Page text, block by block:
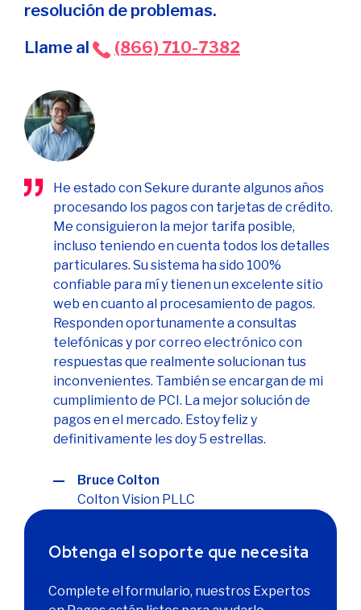
resolución de problemas.
Llame al
(866) 710-7382
He estado con Sekure durante algunos años
procesando los pagos con tarjetas de crédito.
Me consiguieron la mejor tarifa posible,
incluso teniendo en cuenta todos los detalles
particulares. Su sistema ha sido 100%
confiable para mí y tienen un excelente sitio
web en cuanto al procesamiento de pagos.
Responden oportunamente a consultas
telefónicas y por correo electrónico con
respuestas que realmente solucionan tus
inconvenientes. También se encargan de mi
cumplimiento de PCI. La mejor solución de
pagos en el mercado. Estoy feliz y
definitivamente les doy 5 estrellas.
Bruce Colton
Colton Vision PLLC
Obtenga el soporte que necesita
Complete el formulario, nuestros Expertos